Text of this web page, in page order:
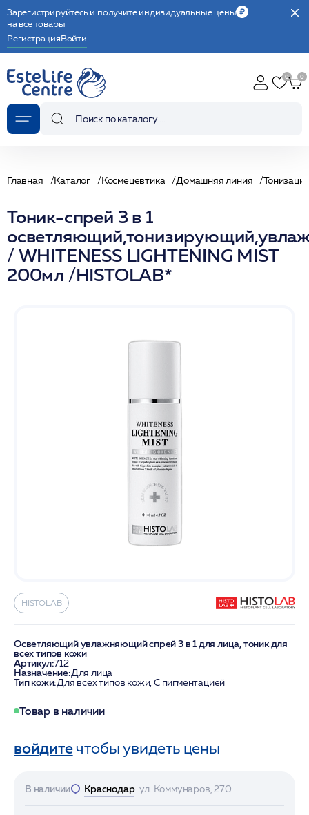
Зарегистрируйтесь и получите индивидуальные цены
на все товары
РегистрацияВойти
Главная Каталог Космецевтика Домашняя линия
Тоник-спрей 3 в 1
/ WHITENESS LIGHTENING MIST
200мл /HISTOLAB*
HISTOLAB
Осветляющий увлажняющий спрей 3 в 1 для лица, тоник для
всех типов кожи
Артикул:712
Назначение:Для лица
Тип кожи:Для всех типов кожи, С пигментацией
Товар в наличии
войдитечтобы увидеть цены
В наличии Краснодар ул. Коммунаров, 270